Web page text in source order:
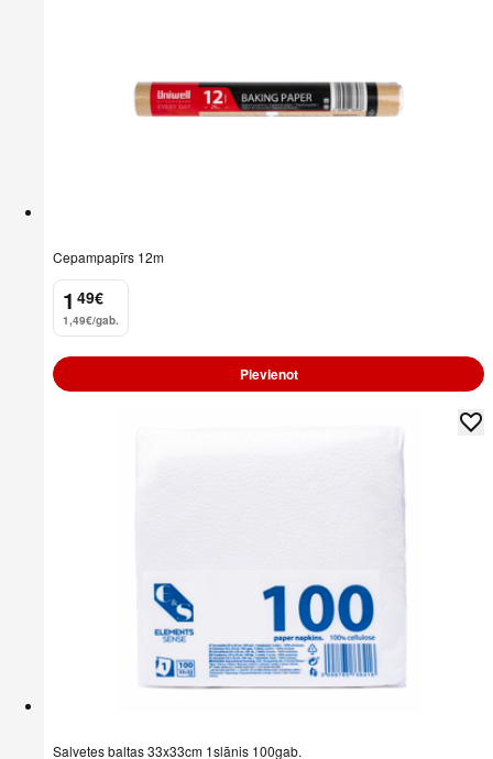
Cepampapīrs 12m
1
. 49€
1,49€/gab.
Pievienot
Salvetes baltas 33x33cm 1slānis 100gab.